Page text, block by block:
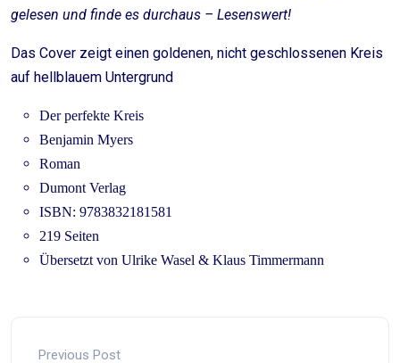
gelesen und finde es durchaus – Lesenswert!
Das Cover zeigt einen goldenen, nicht geschlossenen Kreis
auf hellblauem Untergrund
Der perfekte Kreis
Benjamin Myers
Roman
Dumont Verlag
ISBN: 9783832181581
219 Seiten
Übersetzt von Ulrike Wasel & Klaus Timmermann
Previous Post